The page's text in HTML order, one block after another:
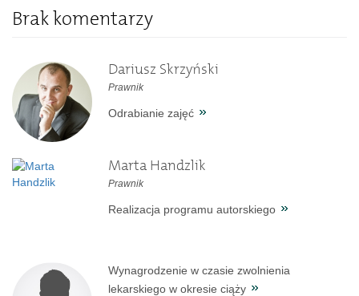
Brak komentarzy
Dariusz Skrzyński
Prawnik
Odrabianie zajęć
Marta Handzlik
Prawnik
Realizacja programu autorskiego
Wynagrodzenie w czasie zwolnienia
lekarskiego w okresie ciąży